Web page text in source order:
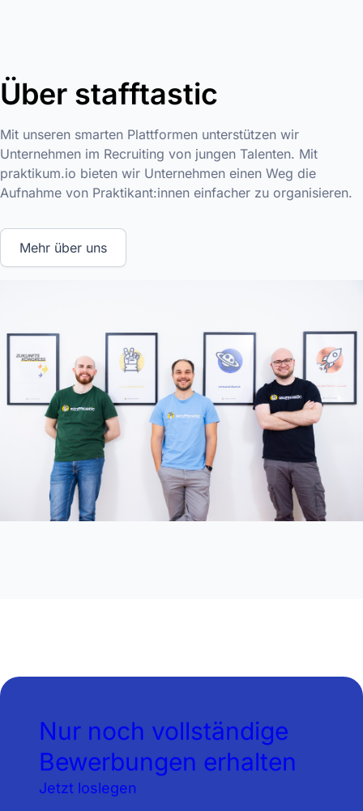
Über stafftastic
Mit unseren smarten Plattformen unterstützen wir
Unternehmen im Recruiting von jungen Talenten. Mit
praktikum.io bieten wir Unternehmen einen Weg die
Aufnahme von Praktikant:innen einfacher zu organisieren.
Mehr über uns
Nur noch vollständige
Bewerbungen erhalten
Jetzt loslegen